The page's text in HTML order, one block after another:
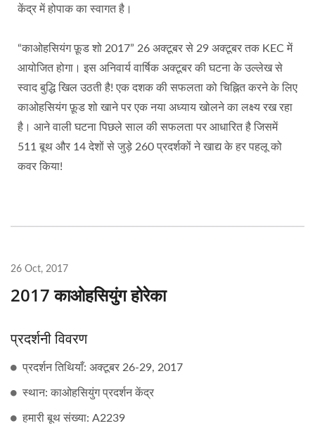
केंद्र में होपाक का स्वागत है।
“काओहसियंग फ़ूड शो 2017” 26 अक्टूबर से 29 अक्टूबर तक KEC में
आयोजित होगा। इस अनिवार्य वार्षिक अक्टूबर की घटना के उल्लेख से
स्वाद बुद्धि खिल उठती है! एक दशक की सफलता को चिह्नित करने के लिए
काओहसियंग फ़ूड शो खाने पर एक नया अध्याय खोलने का लक्ष्य रख रहा
है। आने वाली घटना पिछले साल की सफलता पर आधारित है जिसमें
511 बूथ और 14 देशों से जुड़े 260 प्रदर्शकों ने खाद्य के हर पहलू को
कवर किया!
26 Oct, 2017
2017 काओहसियुंग होरेका
प्रदर्शनी विवरण
प्रदर्शन तिथियाँ: अक्टूबर 26-29, 2017
स्थान: काओहसियुंग प्रदर्शन केंद्र
हमारी बूथ संख्या: A2239